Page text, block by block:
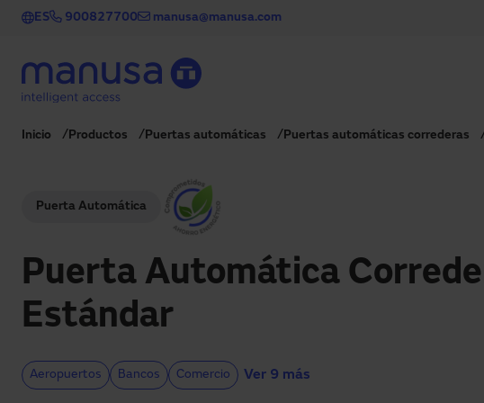
Pasar al contenido principal
ES 900827700 manusa@manusa.com
Inicio Productos Puertas automáticas Puertas automáticas correderas
Puerta Automática
Puerta Automática
Estándar
Aeropuertos Bancos Comercio Ver 9 más